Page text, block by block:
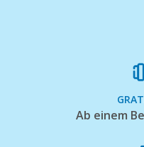
Ab einem